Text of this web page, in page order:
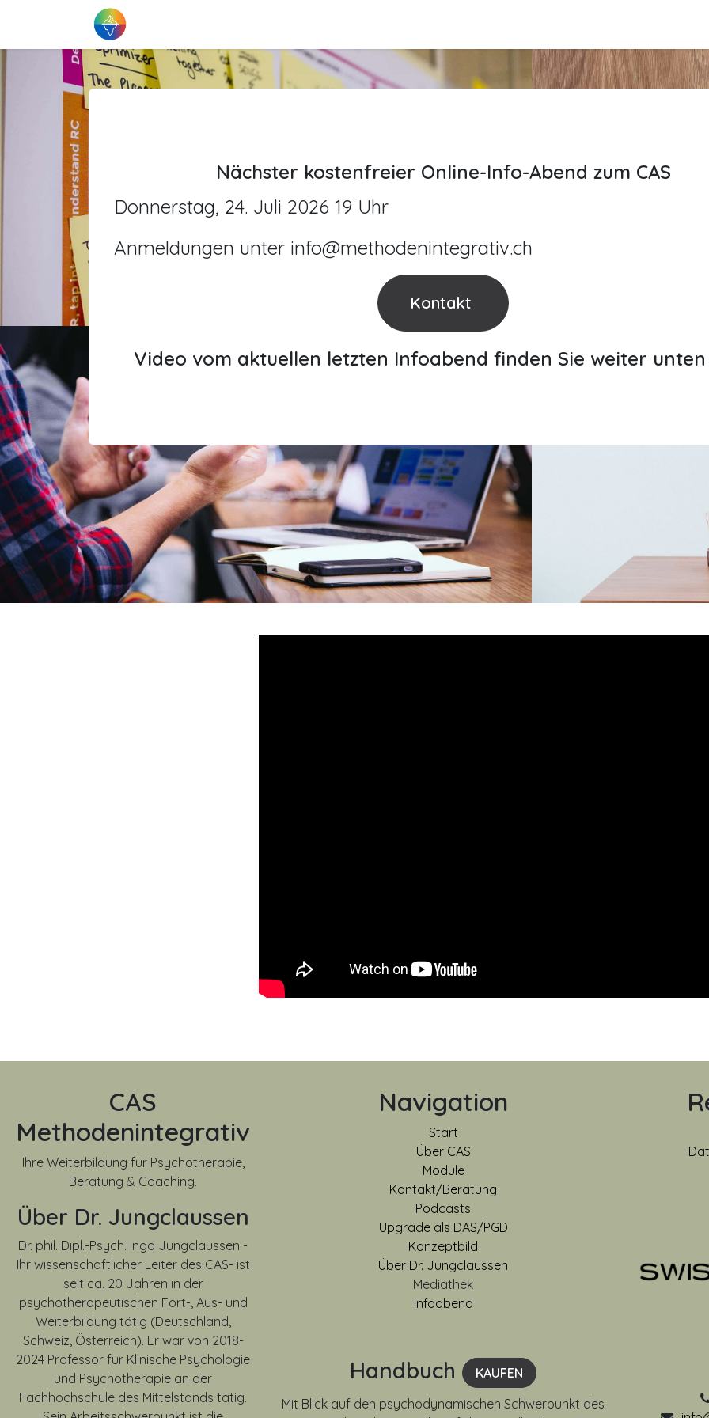
Zum Inhalt springen
Nächster kostenfreier Online-Info-Abend zum CAS
Donnerstag, 24. Juli 2026 19 Uhr
Anmeldungen unter info@methodenintegrativ.ch
Kontakt
Video vom aktuellen letzten Infoabend finden Sie weiter
CAS
Methodenintegrativ
Ihre Weiterbildung für Psychotherapie,
Beratung & Coaching.
Über Dr. Jungclaussen
Dr. phil. Dipl.-Psych. Ingo Jungclaussen -
Ihr wissenschaftlicher Leiter des CAS- ist
seit ca. 20 Jahren in der
psychotherapeutischen Fort-, Aus- und
Weiterbildung tätig (Deutschland,
Schweiz, Österreich). Er war von 2018-
2024 Professor für Klinische Psychologie
und Psychotherapie an der
Fachhochschule des Mittelstands tätig.
Navigation
Start
Über CAS
Module
Kontakt/Beratung
Podcasts
Upgrade als DAS/PGD
Konzeptbild
Über Dr. Jungclaussen
Mediathek
Infoabend
Handbuch
KAUFEN
Mit Blick auf den psychodynamischen Schwerpunkt des